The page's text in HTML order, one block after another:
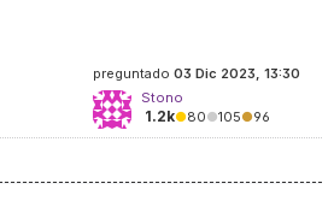
preguntado 03 Dic 2023, 13:30
Stono
1.2k●80●105●96